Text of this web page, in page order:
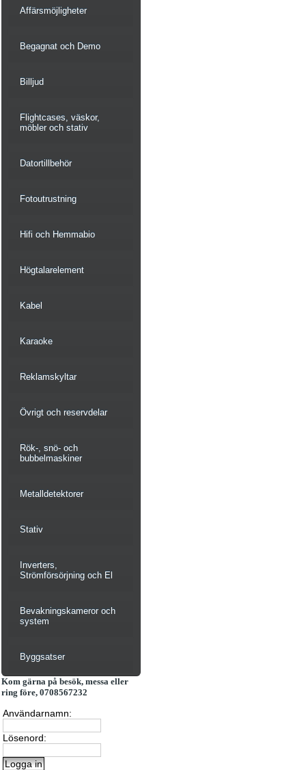
Affärsmöjligheter
Begagnat och Demo
Billjud
Flightcases, väskor,
möbler och stativ
Datortillbehör
Fotoutrustning
Hifi och Hemmabio
Högtalarelement
Kabel
Karaoke
Reklamskyltar
Övrigt och reservdelar
Rök-, snö- och
bubbelmaskiner
Metalldetektorer
Stativ
Inverters,
Strömförsörjning och El
Bevakningskameror och
system
Byggsatser
Kom gärna på besök, messa eller
ring före, 0708567232
Användarnamn:
Lösenord: